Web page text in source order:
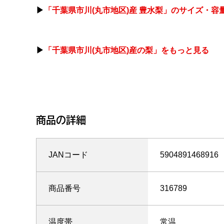
「千葉県市川(丸市地区)産 豊水梨」のサイズ・容
「千葉県市川(丸市地区)産の梨」をもっと見る
商品の詳細
JANコード 5904891468916
商品番号 316789
温度帯 常温